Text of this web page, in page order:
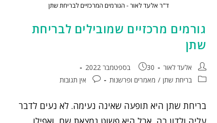
ד"ר אלעד לאור - הגורמים המרכזיים לבריחת שתן
גורמים מרכזיים שמובילים לבריחת
שתן
אלעד לאור
30 בספטמבר 2022
בריחת שתן / מאמרים ופרשנות אין תגובות
בריחת שתן היא תופעה שאינה נעימה. לא נעים לדבר